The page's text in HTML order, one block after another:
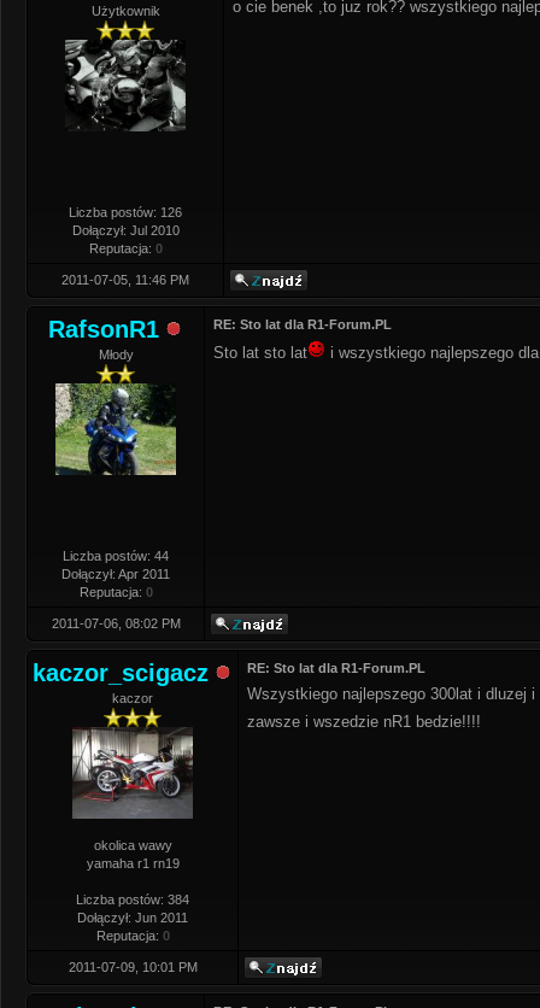
Użytkownik
Liczba postów: 126
Dołączył: Jul 2010
Reputacja: 0
o cie benek ,to juz rok?? wszystkiego
2011-07-05, 11:46 PM
RafsonR1
Młody
Liczba postów: 44
Dołączył: Apr 2011
Reputacja: 0
RE: Sto lat dla R1-Forum.PL
Sto lat sto lat i wszystkiego najlepszego
2011-07-06, 08:02 PM
kaczor_scigacz
kaczor
okolica wawy
yamaha r1 rn19
Liczba postów: 384
Dołączył: Jun 2011
Reputacja: 0
RE: Sto lat dla R1-Forum.PL
Wszystkiego najlepszego 300lat i dluzej
zawsze i wszedzie nR1 bedzie!!!!
2011-07-09, 10:01 PM